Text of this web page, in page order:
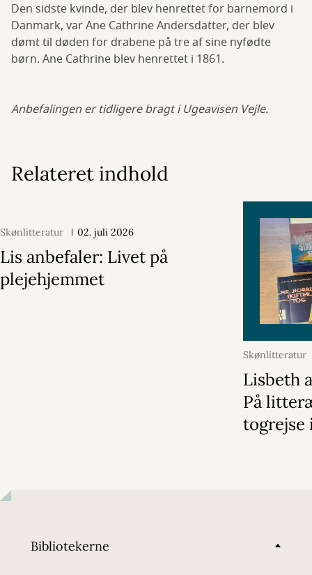
Den sidste kvinde, der blev henrettet for barnemord i
Danmark, var Ane Cathrine Andersdatter, der blev
dømt til døden for drabene på tre af sine nyfødte
børn. Ane Cathrine blev henrettet i 1861.
Anbefalingen er tidligere bragt i Ugeavisen Vejle.
Relateret indhold
Skønlitteratur 02. juli 2026
Lis anbefaler: Livet på
plejehjemmet
Skønlitteratur
Lisbeth
På
togrejse
Bibliotekerne